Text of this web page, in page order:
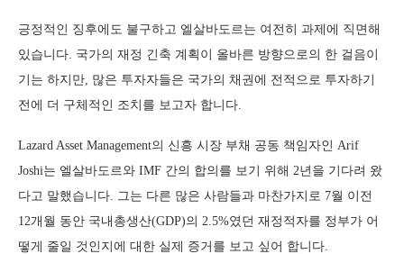
긍정적인 징후에도 불구하고 엘살바도르는 여전히 과제에 직면해
있습니다. 국가의 재정 긴축 계획이 올바른 방향으로의 한 걸음이
기는 하지만, 많은 투자자들은 국가의 채권에 전적으로 투자하기
전에 더 구체적인 조치를 보고자 합니다.
Lazard Asset Management의 신흥 시장 부채 공동 책임자인 Arif
Joshi는 엘살바도르와 IMF 간의 합의를 보기 위해 2년을 기다려 왔
다고 말했습니다. 그는 다른 많은 사람들과 마찬가지로 7월 이전
12개월 동안 국내총생산(GDP)의 2.5%였던 재정적자를 정부가 어
떻게 줄일 것인지에 대한 실제 증거를 보고 싶어 합니다.